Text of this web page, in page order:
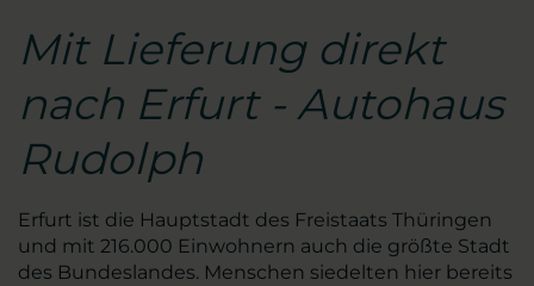
Mit Lieferung direkt
nach Erfurt - Autohaus
Rudolph
Erfurt ist die Hauptstadt des Freistaats Thüringen
und mit 216.000 Einwohnern auch die größte Stadt
des Bundeslandes. Menschen siedelten hier bereits